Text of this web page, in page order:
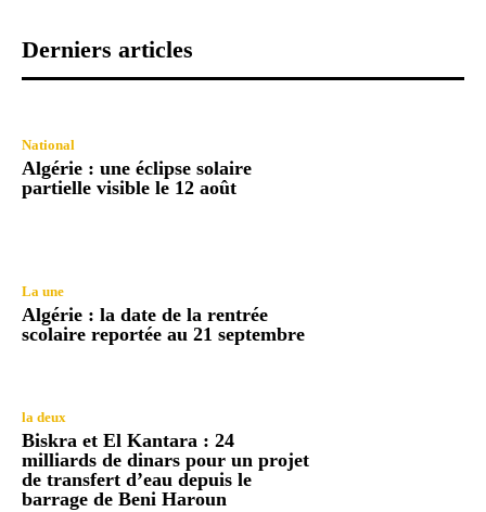
Derniers articles
National
Algérie : une éclipse solaire
partielle visible le 12 août
La une
Algérie : la date de la rentrée
scolaire reportée au 21 septembre
la deux
Biskra et El Kantara : 24
milliards de dinars pour un projet
de transfert d’eau depuis le
barrage de Beni Haroun